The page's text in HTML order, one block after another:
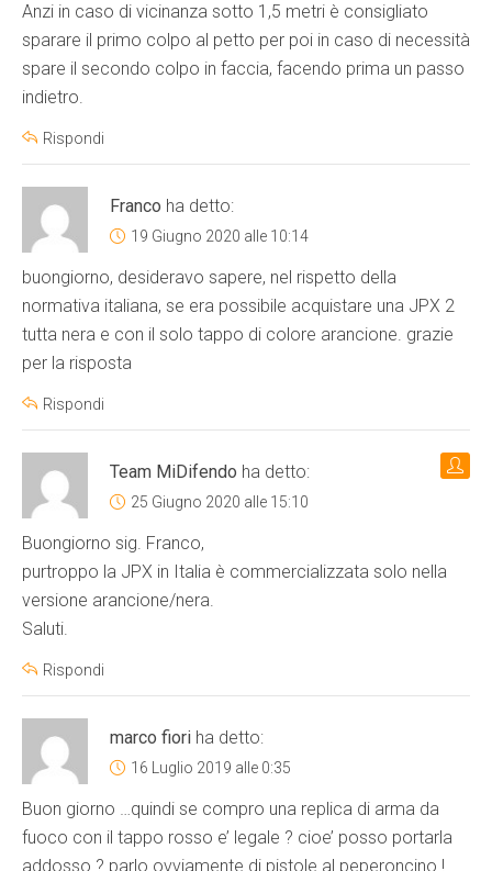
Anzi in caso di vicinanza sotto 1,5 metri è consigliato
sparare il primo colpo al petto per poi in caso di necessità
spare il secondo colpo in faccia, facendo prima un passo
indietro.
Rispondi
Franco ha detto:
19 Giugno 2020 alle 10:14
buongiorno, desideravo sapere, nel rispetto della
normativa italiana, se era possibile acquistare una JPX 2
tutta nera e con il solo tappo di colore arancione. grazie
per la risposta
Rispondi
Team MiDifendo ha detto:
25 Giugno 2020 alle 15:10
Buongiorno sig. Franco,
purtroppo la JPX in Italia è commercializzata solo nella
versione arancione/nera.
Saluti.
Rispondi
marco fiori ha detto:
16 Luglio 2019 alle 0:35
Buon giorno …quindi se compro una replica di arma da
fuoco con il tappo rosso e’ legale ? cioe’ posso portarla
addosso ? parlo ovviamente di pistole al peperoncino !